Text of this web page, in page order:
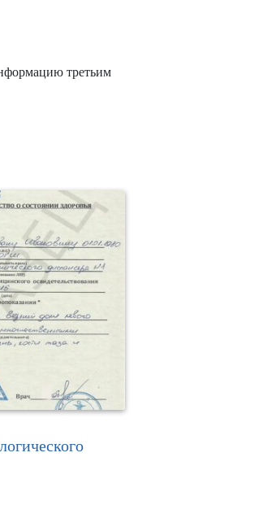
третьим